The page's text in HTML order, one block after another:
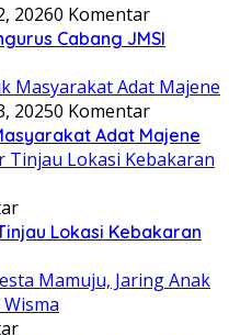
20260 Komentar
Cabang JMSI
20250 Komentar
Adat Majene
Lokasi Kebakaran